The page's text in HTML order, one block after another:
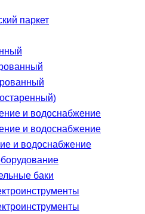
паркет
и водоснабжение
баки